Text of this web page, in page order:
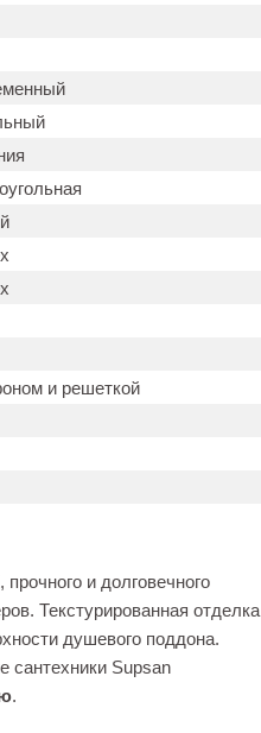
и решеткой
и долговечного
Текстурированная отделка
душевого поддона.
сантехники Supsan
.